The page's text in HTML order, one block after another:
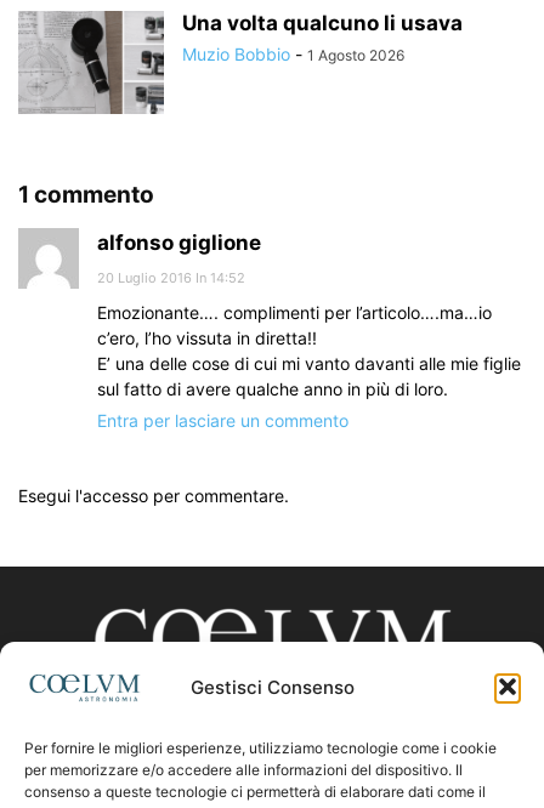
Gestisci Consenso
Per fornire le migliori esperienze, utilizziamo tecnologie come i cookie
per memorizzare e/o accedere alle informazioni del dispositivo. Il
consenso a queste tecnologie ci permetterà di elaborare dati come il
Una volta qualcuno li usava
Muzio Bobbio - 1 Agosto 2026
1 commento
alfonso giglione
20 Luglio 2016 In 14:52
Emozionante…. complimenti per l’articolo….ma…io
c’ero, l’ho vissuta in diretta!!
E’ una delle cose di cui mi vanto davanti alle mie figlie
sul fatto di avere qualche anno in più di loro.
Entra per lasciare un commento
Esegui l'accesso per commentare.
CHI SIAMO